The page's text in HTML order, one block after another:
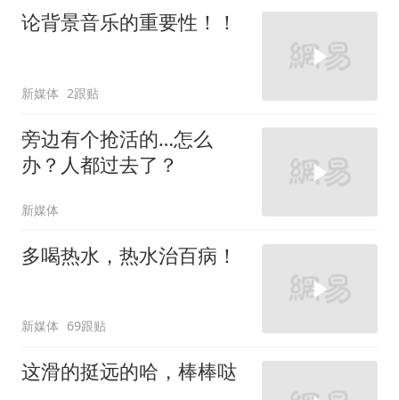
论背景音乐的重要性！！
新媒体 2跟贴
旁边有个抢活的…怎么
办？人都过去了？
新媒体
多喝热水，热水治百病！
新媒体 69跟贴
这滑的挺远的哈，棒棒哒